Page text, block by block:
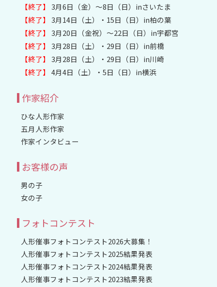
【終了】
3月6日（金）～8日（日）inさいたま
【終了】
3月14日（土）・15日（日）in柏の葉
【終了】
3月20日（金祝）〜22日（日）in宇都宮
【終了】
3月28日（土）・29日（日）in前橋
【終了】
3月28日（土）・29日（日）in川崎
【終了】
4月4日（土）・5日（日）in横浜
作家紹介
ひな人形作家
五月人形作家
作家インタビュー
お客様の声
男の子
女の子
フォトコンテスト
人形催事フォトコンテスト2026大募集！
人形催事フォトコンテスト2025結果発表
人形催事フォトコンテスト2024結果発表
人形催事フォトコンテスト2023結果発表